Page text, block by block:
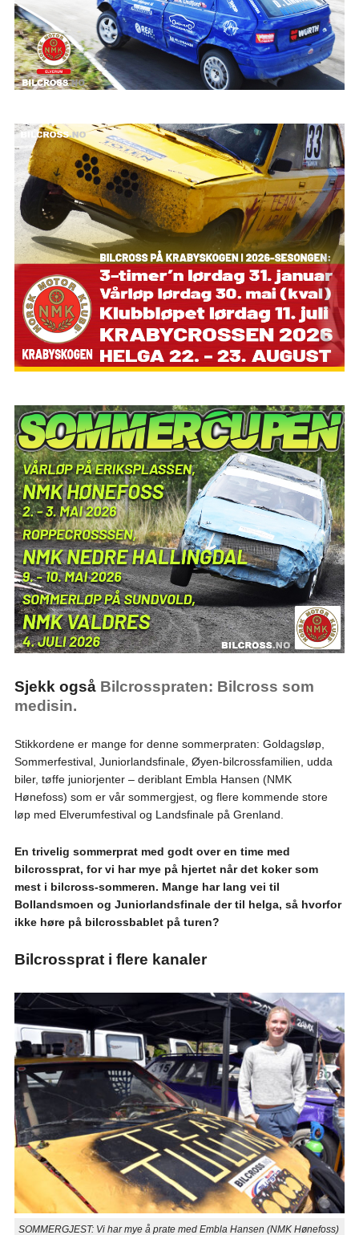
Sjekk også Bilcrosspraten: Bilcross som
medisin.
Stikkordene er mange for denne sommerpraten: Goldagsløp,
Sommerfestival, Juniorlandsfinale, Øyen-bilcrossfamilien, udda
biler, tøffe juniorjenter – deriblant Embla Hansen (NMK
Hønefoss) som er vår sommergjest, og flere kommende store
løp med Elverumfestival og Landsfinale på Grenland.
En trivelig sommerprat med godt over en time med
bilcrossprat, for vi har mye på hjertet når det koker som
mest i bilcross-sommeren. Mange har lang vei til
Bollandsmoen og Juniorlandsfinale der til helga, så hvorfor
ikke høre på bilcrossbablet på turen?
Bilcrossprat i flere kanaler
SOMMERGJEST: Vi har mye å prate med Embla Hansen (NMK Hønefoss)